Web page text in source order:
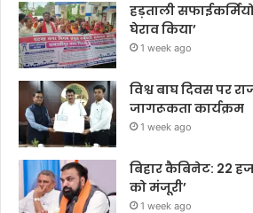
हड़ताली
घेराव किया’
1 week ago
विश्व बाघ दिवस पर
जागरूकता कार्यक्रम
1 week ago
बिहार कैबिनेट: 22
को मंजूरी’
1 week ago